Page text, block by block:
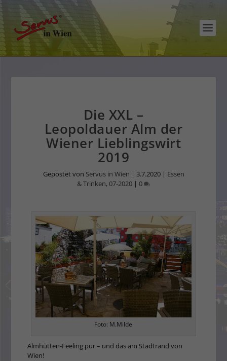
Die XXL –
Leopoldauer Alm der
Wiener Lieblingswirt
2019
Gepostet von Servus in Wien | 3.7.2020| Essen
& Trinken,07-2020 | 0
Foto: M.Milde
Almhütten-Feeling pur – und das am Stadtrand von
Wien!